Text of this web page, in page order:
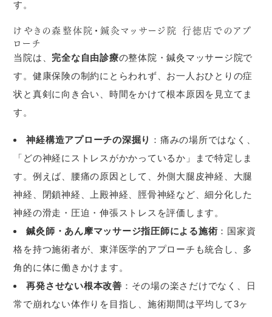
す。
けやきの森整体院・鍼灸マッサージ院 行徳店でのアプ
ローチ
当院は、 完全な自由診療の整体院・鍼灸マッサージ院で
す。健康保険の制約にとらわれず、お一人おひとりの症
状と真剣に向き合い、時間をかけて根本原因を見立てま
す。
神経構造アプローチの深掘り ：痛みの場所ではなく、
「どの神経にストレスがかかっているか」まで特定しま
す。例えば、腰痛の原因として、外側大腿皮神経、大腿
神経、閉鎖神経、上殿神経、脛骨神経など、細分化した
神経の滑走・圧迫・伸張ストレスを評価します。
鍼灸師・あん摩マッサージ指圧師による施術 ：国家資
格を持つ施術者が、東洋医学的アプローチも統合し、多
角的に体に働きかけます。
再発させない根本改善 ：その場の楽さだけでなく、日
常で崩れない体作りを目指し、施術期間は平均して3ヶ